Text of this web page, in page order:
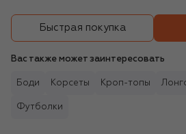
Быстрая покупка
Вас также может заинтересовать
Боди Корсеты Кроп-топы
Футболки